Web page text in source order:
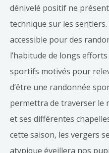
dénivelé positif ne
technique sur les
accessible pour des
l’habitude de longs
sportifs motivés pour
d’être une randonnée
permettra de traverser le
et ses différentes
cette saison, les vergers
atypique éveillera nos